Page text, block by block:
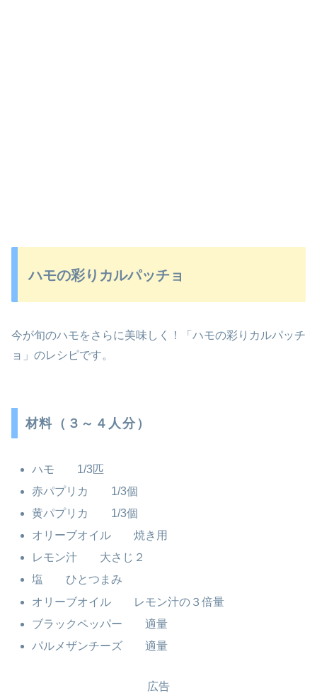
ハモの彩りカルパッチョ
今が旬のハモをさらに美味しく！「ハモの彩りカルパッチ
ョ」のレシピです。
材料（３～４人分）
ハモ 1/3匹
赤パプリカ 1/3個
黄パプリカ 1/3個
オリーブオイル 焼き用
レモン汁 大さじ２
塩 ひとつまみ
オリーブオイル レモン汁の３倍量
ブラックペッパー 適量
パルメザンチーズ 適量
広告